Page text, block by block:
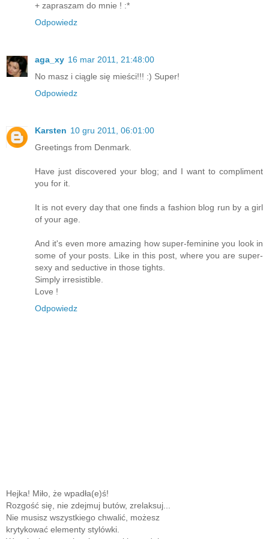
+ zapraszam do mnie ! :*
Odpowiedz
aga_xy 16 mar 2011, 21:48:00
No masz i ciągle się mieści!!! :) Super!
Odpowiedz
Karsten 10 gru 2011, 06:01:00
Greetings from Denmark.
Have just discovered your blog; and I want to compliment
you for it.
It is not every day that one finds a fashion blog run by a girl
of your age.
And it's even more amazing how super-feminine you look in
some of your posts. Like in this post, where you are super-
sexy and seductive in those tights.
Simply irresistible.
Love !
Odpowiedz
Hejka! Miło, że wpadła(e)ś!
Rozgość się, nie zdejmuj butów, zrelaksuj...
Nie musisz wszystkiego chwalić, możesz
krytykować elementy stylówki.